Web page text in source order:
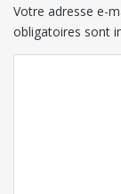
Votre adresse e-
obligatoires sont